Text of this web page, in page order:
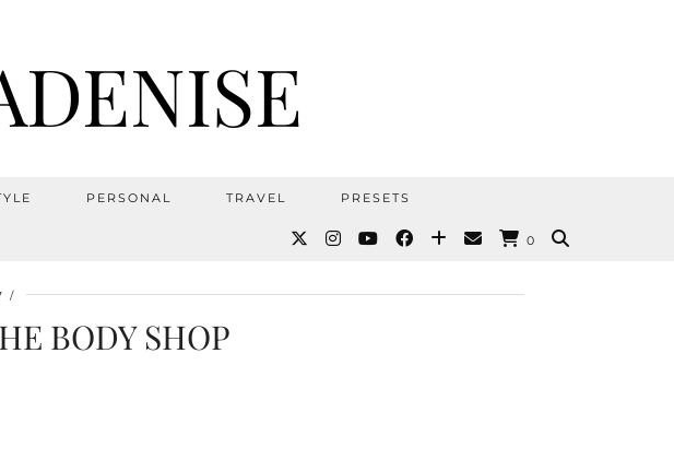
PERSONAL TRAVEL PRESETS
0
BODY SHOP